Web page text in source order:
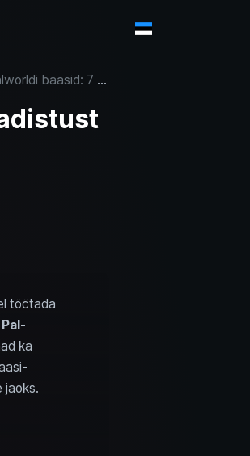
Palworldi baasid: 7 tõhusat seadistust täiuslikuks tööjaotuseks
töötada
Pal-
ka
jaoks.